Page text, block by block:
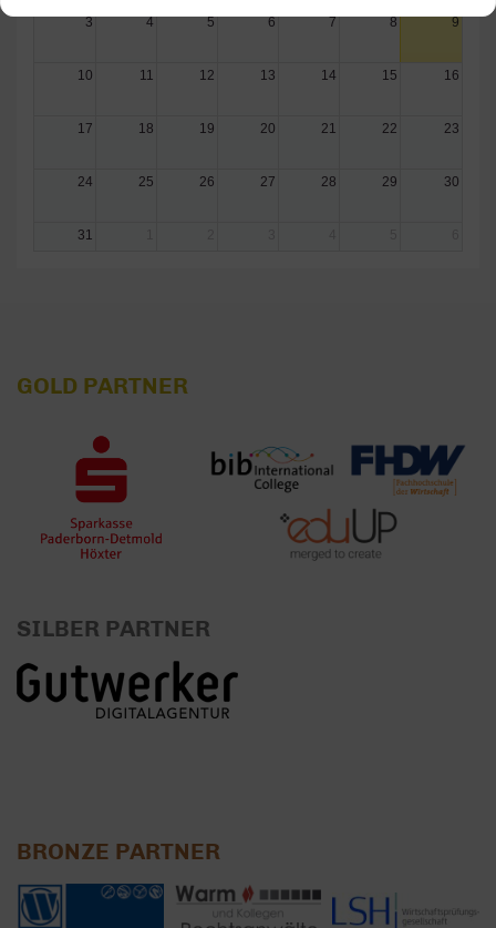
3 4 5 6 7 8 9
10 11 12 13 14 15 16
17 18 19 20 21 22 23
24 25 26 27 28 29 30
31
GOLD PARTNER
SILBER PARTNER
BRONZE PARTNER